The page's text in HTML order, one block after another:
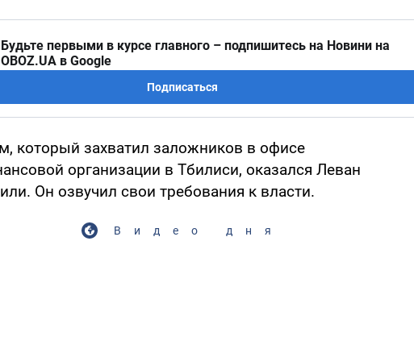
Будьте первыми в курсе главного – подпишитесь на Новини на
OBOZ.UA в Google
Подписаться
который захватил заложников в офисе
организации в Тбилиси, оказался Леван
Он озвучил свои требования к власти.
Видео дня